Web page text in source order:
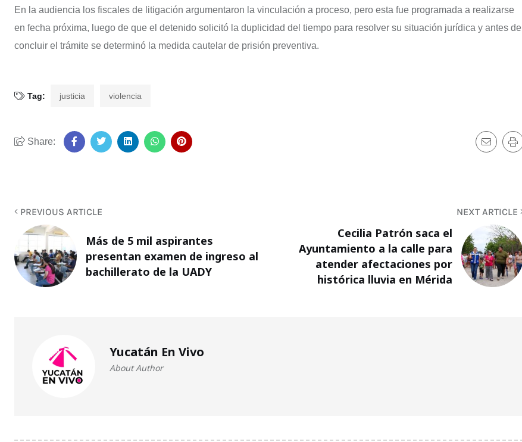
En la audiencia los fiscales de litigación argumentaron la vinculación a proceso, pero esta fue programada a realizarse
en fecha próxima, luego de que el detenido solicitó la duplicidad del tiempo para resolver su situación jurídica y antes de
concluir el trámite se determinó la medida cautelar de prisión preventiva.
Tag: justicia violencia
Share:
PREVIOUS ARTICLE
Más de 5 mil aspirantes
presentan examen de ingreso al
bachillerato de la UADY
NEXT ARTICLE
Cecilia Patrón saca el
Ayuntamiento a la calle para
atender afectaciones por
histórica lluvia en Mérida
Yucatán En Vivo
About Author